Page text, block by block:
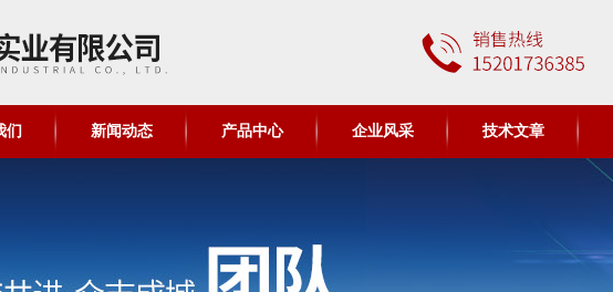
们 新闻动态 产品中心 企业风采 技术文章